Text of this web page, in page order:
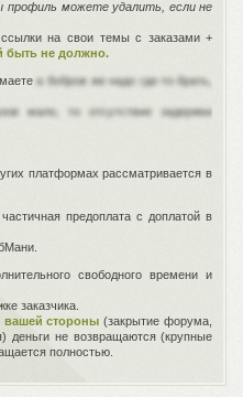
профиль можете удалить, если не
на свои темы с заказами +
быть не должно.
а бобров же надо где-то брать,
мало, то отсутствие задержки
платформах рассматривается в
предоплата с доплатой в
свободного времени и
заказчика.
вашей стороны (закрытие форума,
деньги не возвращаются (крупные
полностью.